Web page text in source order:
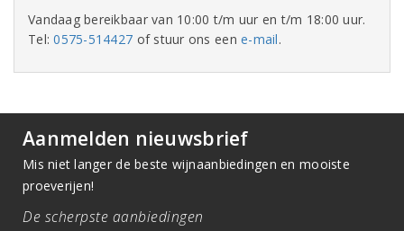
Vandaag bereikbaar van 10:00 t/m uur en t/m 18:00 uur.
Tel:0575-514427 of stuur ons eene-mail.
Aanmelden nieuwsbrief
Mis niet langer de beste wijnaanbiedingen en mooiste
proeverijen!
De scherpste aanbiedingen